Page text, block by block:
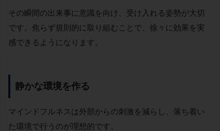
その瞬間の出来事に意識を向け、受け入れる姿勢が大切
です。焦らず規則的に取り組むことで、徐々に効果を実
感できるようになります。
静かな環境を作る
マインドフルネスは外部からの刺激を減らし、落ち着い
た環境で行うのが理想的です。